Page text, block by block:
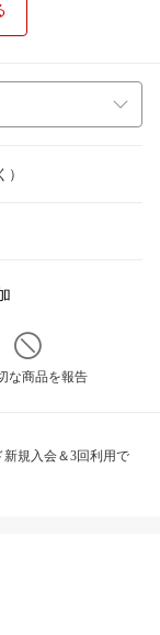
な商品を報告
新規入会＆3回利用で